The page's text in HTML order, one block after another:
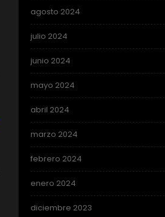
agosto 2024
julio 2024
junio 2024
mayo 2024
abril 2024
marzo 2024
febrero 2024
enero 2024
diciembre 2023